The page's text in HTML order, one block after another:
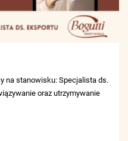
na stanowisku: Specjalista ds.
oraz utrzymywanie